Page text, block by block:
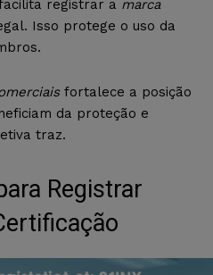
registrar a marca
Isso protege o uso da
fortalece a posição
da proteção e
traz.
Registrar